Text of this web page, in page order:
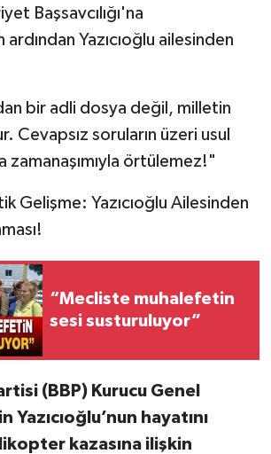
Başsavcılığı'na
Yazıcıoğlu ailesinden
bir adli dosya değil, milletin
Cevapsız soruların üzeri usul
zamanaşımıyla örtülemez!"
Gelişme: Yazıcıoğlu Ailesinden
“Mecliste muhalefetin
sesi susturuluyor”
(BBP) Kurucu Genel
Yazıcıoğlu’nun hayatını
kazasına ilişkin